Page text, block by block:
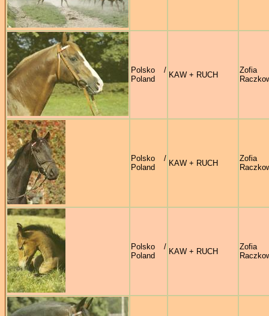
Polsko /
Poland
KAW + RUCH
Zofia
Polsko /
Poland
KAW + RUCH
Zofia
Polsko /
Poland
KAW + RUCH
Zofia